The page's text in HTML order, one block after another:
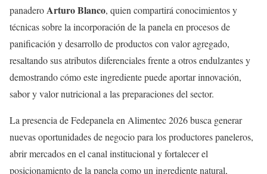
panaderoArturo Blanco, quien compartirá conocimientos y
técnicas sobre la incorporación de la panela en procesos de
panificación y desarrollo de productos con valor agregado,
resaltando sus atributos diferenciales frente a otros endulzantes y
demostrando cómo este ingrediente puede aportar innovación,
sabor y valor nutricional a las preparaciones del sector.
La presencia de Fedepanela en Alimentec 2026 busca generar
nuevas oportunidades de negocio para los productores paneleros,
abrir mercados en el canal institucional y fortalecer el
posicionamiento de la panela como un ingrediente natural,